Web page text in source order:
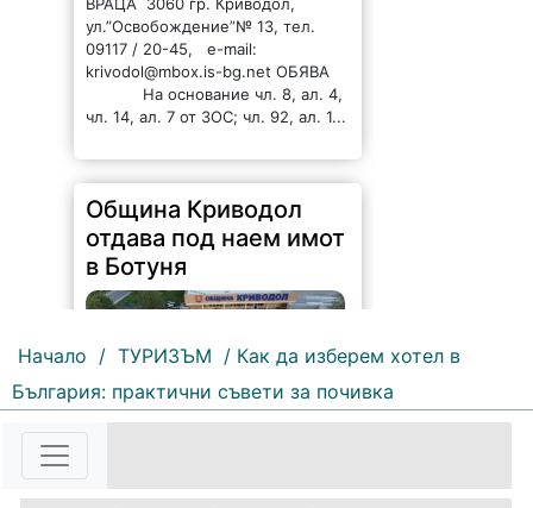
ул.”Освобождение”№ 13, тел.
09117 / 20-45, e-mail:
krivodol@mbox.is-bg.net ОБЯВА
На основание чл. 8, ал. 4,
чл. 14, ал. 7 от ЗОС; чл. 92, ал. 1...
Община Криводол
отдава под наем имот
в Ботуня
ОБЩИНА КРИВОДОЛ ОБЛАСТ
ВРАЦА 3060 гр. Криводол, ул.
Начало / ТУРИЗЪМ / Как да изберем хотел в
България: практични съвети за почивка